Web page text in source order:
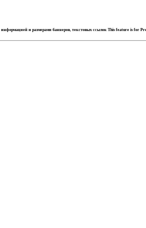
информацией и размерами баннеров, текстовых ссылок This feature is for